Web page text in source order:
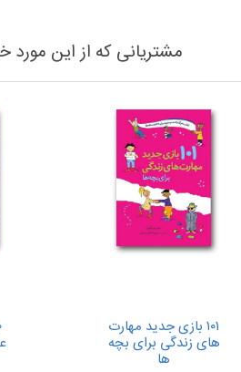
مشتریانی که از این مورد
۱۰۱ بازی جدید مهارت
های زندگی برای بچه
ها